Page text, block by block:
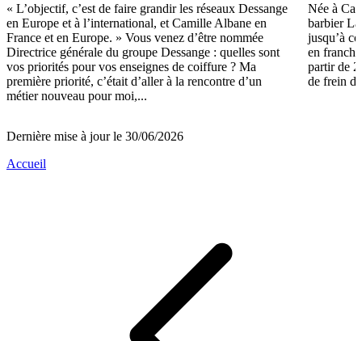
« L’objectif, c’est de faire grandir les réseaux Dessange
en Europe et à l’international, et Camille Albane en
France et en Europe. » Vous venez d’être nommée
Directrice générale du groupe Dessange : quelles sont
vos priorités pour vos enseignes de coiffure ? Ma
première priorité, c’était d’aller à la rencontre d’un
métier nouveau pour moi,...
Née à
barbier La
jusqu’à
en
partir de
de frein
Dernière mise à jour le 30/06/2026
Accueil